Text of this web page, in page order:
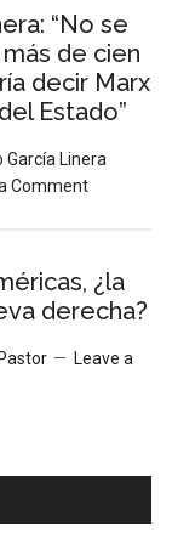
“No se
de cien
decir Marx
Estado”
García Linera
Comment
¿la
derecha?
Leave a